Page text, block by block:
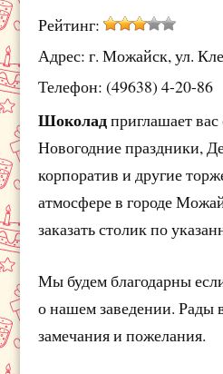
Рейтинг:
Адрес: г. Можайск, ул.
Телефон: (49638) 4-20-86
Шоколадприглашает
Новогодние праздники,
корпоратив и другие
атмосфере в городе
заказать столик по
Мы будем благодарны
о нашем заведении. Рады
замечания и пожелания.